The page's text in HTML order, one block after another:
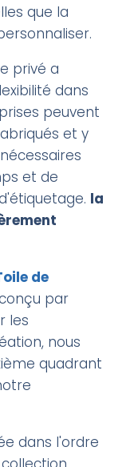
que la
privé a
dans
peuvent
et y
et de
la
de
par
les
nous
quadrant
dans l'ordre